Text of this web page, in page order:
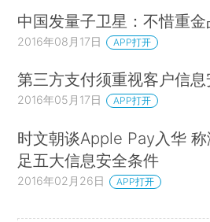
中国发量子卫星：不惜重
2016年08月17日 APP打开
第三方支付须重视客户信息
2016年05月17日 APP打开
时文朝谈Apple Pay入华 称
足五大信息安全条件
2016年02月26日 APP打开